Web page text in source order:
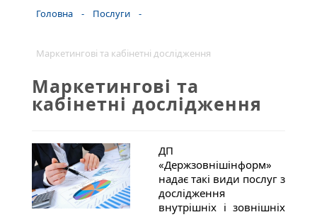
Головна - Послуги -
Маркетингові та кабінетні дослідження
Маркетингові та
кабінетні дослідження
ДП
«Держзовнішінформ»
надає такі види послуг з
дослідження
внутрішніх і зовнішніх